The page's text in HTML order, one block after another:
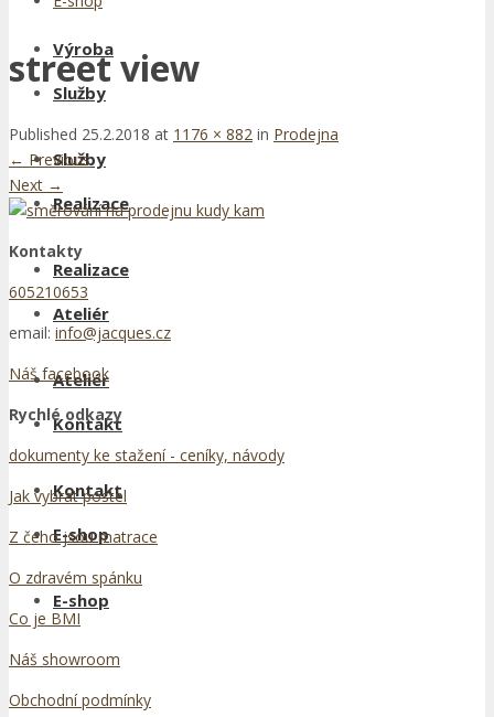
Služby
Realizace
Ateliér
Kontakt
E-shop
Výroba
Služby
Realizace
Ateliér
Kontakt
E-shop
street view
Published 25.2.2018 at 1176 × 882 in Prodejna
← Previous
Next →
Kontakty
605210653
email: info@jacques.cz
Náš facebook
Rychlé odkazy
dokumenty ke stažení - ceníky, návody
Jak vybrat postel
Z čeho jsou matrace
O zdravém spánku
Co je BMI
Náš showroom
Obchodní podmínky